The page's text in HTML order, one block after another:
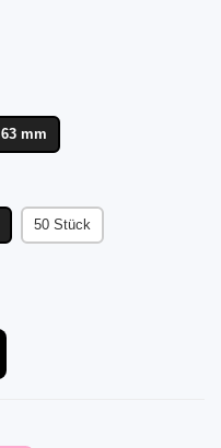
63 mm
50 Stück